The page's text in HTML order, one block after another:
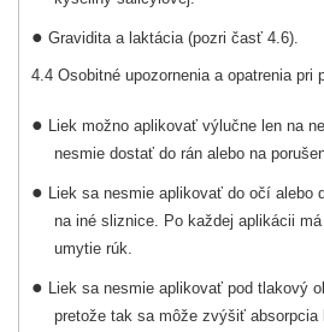
● Gravidita a laktácia (pozri časť 4.6).
4.4 Osobitné upozornenia a opatrenia pri
●
Liek možno aplikovať výlučne len na
nesmie dostať do rán alebo na
●
Liek sa nesmie aplikovať do očí alebo
na iné sliznice. Po každej aplikácii
umytie rúk.
●
Liek sa nesmie aplikovať pod tlakový
pretože tak sa môže zvýšiť absorpcia